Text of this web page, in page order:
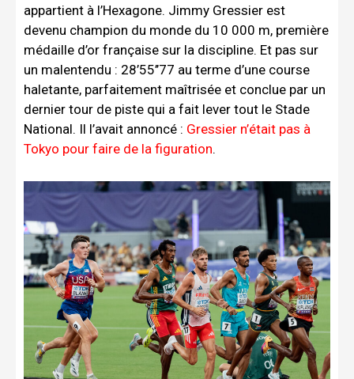
appartient à l’Hexagone. Jimmy Gressier est
devenu champion du monde du 10 000 m, première
médaille d’or française sur la discipline. Et pas sur
un malentendu : 28’55’’77 au terme d’une course
haletante, parfaitement maîtrisée et conclue par un
dernier tour de piste qui a fait lever tout le Stade
National. Il l’avait annoncé : Gressier n’était pas à
Tokyo pour faire de la figuration.